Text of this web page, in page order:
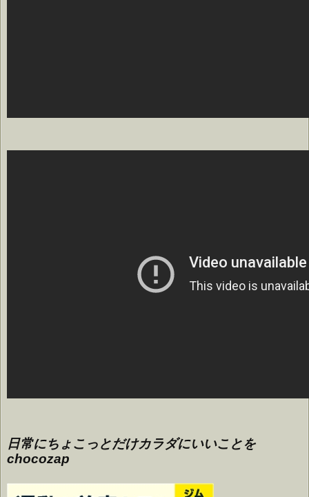
日常にちょこっとだけカラダにいいことを
chocozap